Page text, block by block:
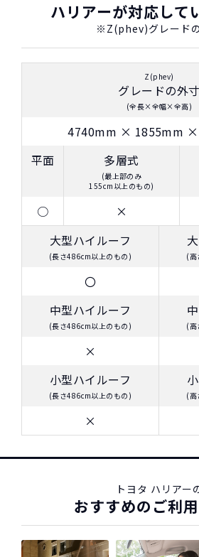
おクルマの乗換えは、多額の費用
期でカンタンに乗換えるのが難し
たとえ、数年で飽きてしまっても
NORIDOKIの提案するカーライフ
り換え続けるというもの。3年毎
乗り換えられるし、故障・車検な
がありません。また、6年乗るつ
勤・妊娠・転職・ボーナスカット
事が発生しても短期契約で乗換え
ハリアーが対応して
※Z(phev)グレード
Z(phev)
グレードの外寸
(全長×全幅×全高)
4740mm × 1855mm ×
平面
多層式
(最上部のみ
155cm以上のもの)
○ ×
大型ハイルーフ
(長さ486cm以上のもの) (高
〇
中型ハイルーフ
(長さ486cm以上のもの) (高
×
小型ハイルーフ
(長さ486cm以上のもの) (高
×
トヨタ ハリアー
おすすめのご利